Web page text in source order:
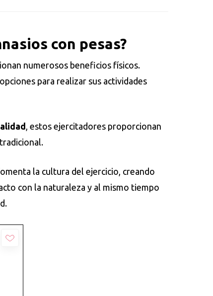
con pesas?
numerosos beneficios físicos.
para realizar sus actividades
, estos ejercitadores proporcionan
la cultura del ejercicio, creando
con la naturaleza y al mismo tiempo